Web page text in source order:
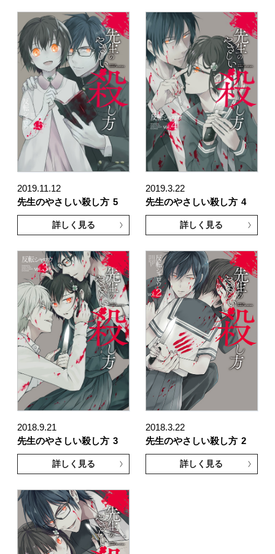
2019.11.12
先生のやさしい殺し方 5
詳しく見る
2019.3.22
先生のやさしい殺し方 4
詳しく見る
2018.9.21
先生のやさしい殺し方 3
詳しく見る
2018.3.22
先生のやさしい殺し方 2
詳しく見る